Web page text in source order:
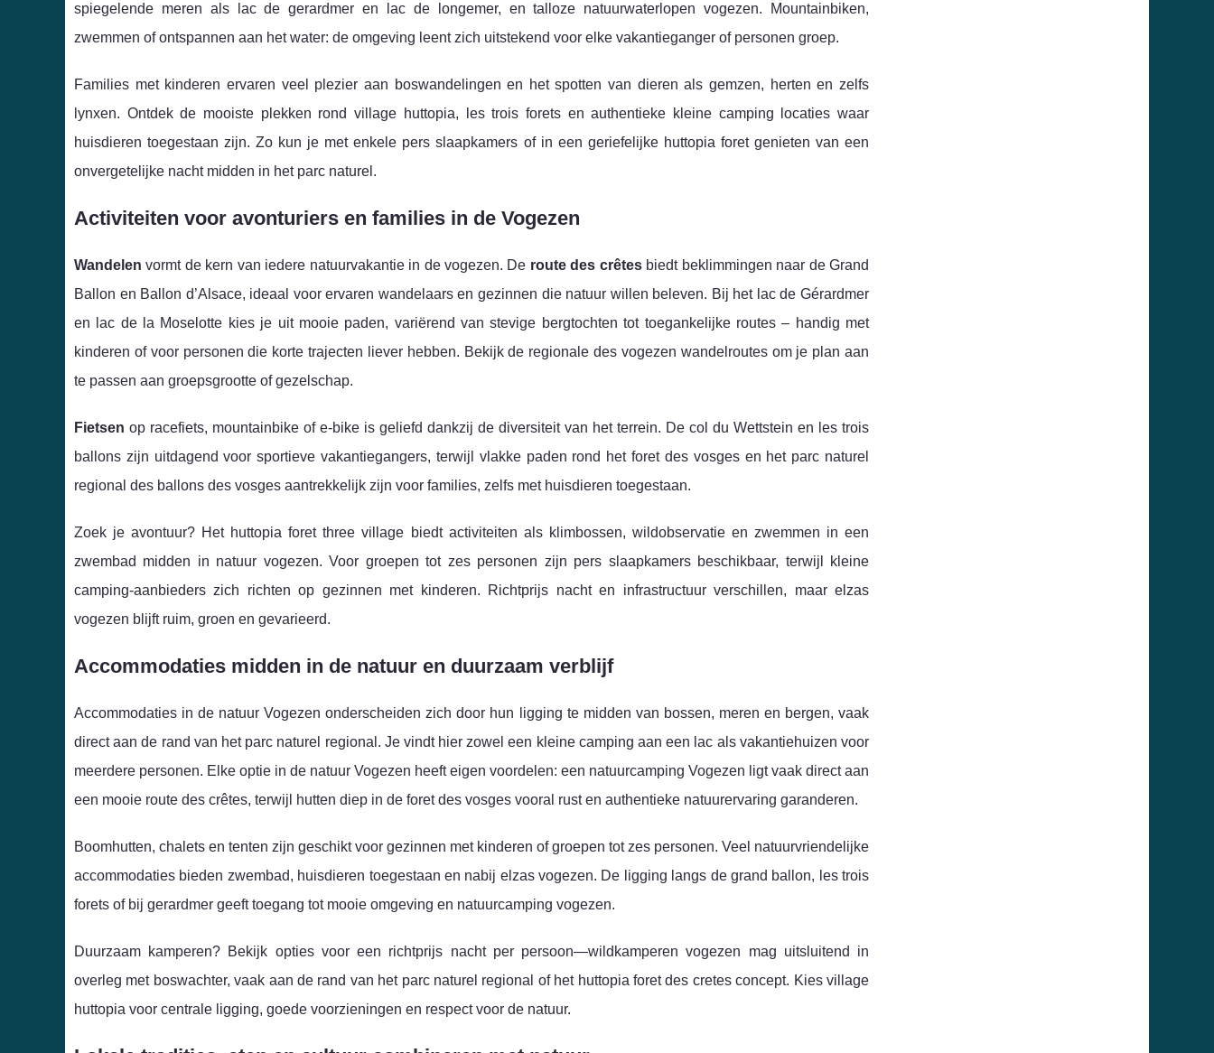
spiegelende meren als lac de gerardmer en lac de longemer, en talloze natuurwaterlopen vogezen. Mountainbiken,
zwemmen of ontspannen aan het water: de omgeving leent zich uitstekend voor elke vakantieganger of personen groep.
Families met kinderen ervaren veel plezier aan boswandelingen en het spotten van dieren als gemzen, herten en zelfs
lynxen. Ontdek de mooiste plekken rond village huttopia, les trois forets en authentieke kleine camping locaties waar
huisdieren toegestaan zijn. Zo kun je met enkele pers slaapkamers of in een geriefelijke huttopia foret genieten van een
onvergetelijke nacht midden in het parc naturel.
Activiteiten voor avonturiers en families in de Vogezen
Wandelen vormt de kern van iedere natuurvakantie in de vogezen. De route des crêtesbiedt beklimmingen naar de Grand
Ballon en Ballon d’Alsace, ideaal voor ervaren wandelaars en gezinnen die natuur willen beleven. Bij het lac de Gérardmer
en lac de la Moselotte kies je uit mooie paden, variërend van stevige bergtochten tot toegankelijke routes – handig met
kinderen of voor personen die korte trajecten liever hebben. Bekijk de regionale des vogezen wandelroutes om je plan aan
te passen aan groepsgrootte of gezelschap.
Fietsen op racefiets, mountainbike of e-bike is geliefd dankzij de diversiteit van het terrein. De col du Wettstein en les trois
ballons zijn uitdagend voor sportieve vakantiegangers, terwijl vlakke paden rond het foret des vosges en het parc naturel
regional des ballons des vosges aantrekkelijk zijn voor families, zelfs met huisdieren toegestaan.
Zoek je avontuur? Het huttopia foret three village biedt activiteiten als klimbossen, wildobservatie en zwemmen in een
zwembad midden in natuur vogezen. Voor groepen tot zes personen zijn pers slaapkamers beschikbaar, terwijl kleine
camping-aanbieders zich richten op gezinnen met kinderen. Richtprijs nacht en infrastructuur verschillen, maar elzas
vogezen blijft ruim, groen en gevarieerd.
Accommodaties midden in de natuur en duurzaam verblijf
Accommodaties in de natuur Vogezen onderscheiden zich door hun ligging te midden van bossen, meren en bergen, vaak
direct aan de rand van het parc naturel regional. Je vindt hier zowel een kleine camping aan een lac als vakantiehuizen voor
meerdere personen. Elke optie in de natuur Vogezen heeft eigen voordelen: een natuurcamping Vogezen ligt vaak direct aan
een mooie route des crêtes, terwijl hutten diep in de foret des vosges vooral rust en authentieke natuurervaring garanderen.
Boomhutten, chalets en tenten zijn geschikt voor gezinnen met kinderen of groepen tot zes personen. Veel natuurvriendelijke
accommodaties bieden zwembad, huisdieren toegestaan en nabij elzas vogezen. De ligging langs de grand ballon, les trois
forets of bij gerardmer geeft toegang tot mooie omgeving en natuurcamping vogezen.
Duurzaam kamperen? Bekijk opties voor een richtprijs nacht per persoon—wildkamperen vogezen mag uitsluitend in
overleg met boswachter, vaak aan de rand van het parc naturel regional of het huttopia foret des cretes concept. Kies village
huttopia voor centrale ligging, goede voorzieningen en respect voor de natuur.